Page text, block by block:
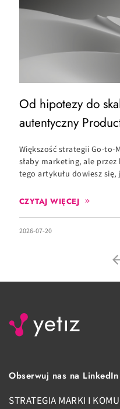
Od hipotezy do
autentyczny
Większość strategii Go-to-
słaby marketing, ale
tego artykułu dowiesz się,
CZYTAJ WIĘCEJ
2026-07-20
Obserwuj nas na LinkedIn
STRATEGIA MARKI I